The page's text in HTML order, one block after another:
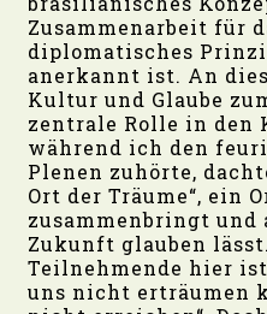
Zusammenarbeit für
diplomatisches
anerkannt ist. An
Kultur und Glaube
zentrale Rolle in den
während ich den
Plenen zuhörte,
Ort der Träume“, ein
zusammenbringt und
Zukunft glauben
Teilnehmende hier
uns nicht erträumen